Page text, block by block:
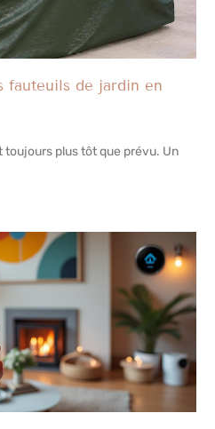
fauteuils de jardin en
toujours plus tôt que prévu. Un